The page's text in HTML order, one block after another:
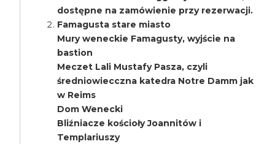
dostępne na zamówienie przy rezerwacji.
Famagusta stare miasto
Mury weneckie Famagusty, wyjście na
bastion
Meczet Lali Mustafy Pasza, czyli
średniowiecczna katedra Notre Damm jak
w Reims
Dom Wenecki
Bliźniacze kościoły Joannitów i
Templariuszy